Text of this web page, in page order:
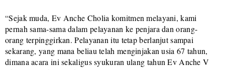
“Sejak muda, Ev Anche Cholia komitmen melayani, kami
pernah sama-sama dalam pelayanan ke penjara dan orang-
orang terpinggirkan. Pelayanan itu tetap berlanjut sampai
sekarang, yang mana beliau telah menginjakan usia 67 tahun,
dimana acara ini sekaligus syukuran ulang tahun Ev Anche V